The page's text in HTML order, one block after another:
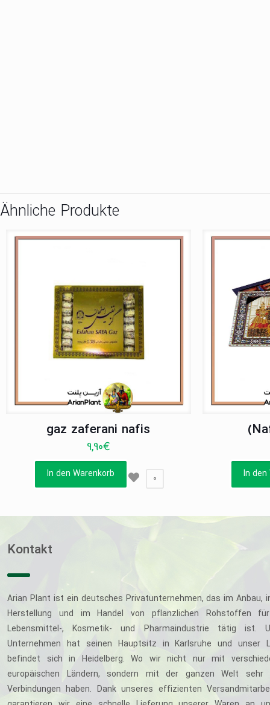
Ähnliche Produkte
gaz zaferani nafis
9,90€
In den Warenkorb 0 In den
Kontakt
Arian Plant ist ein deutsches Privatunternehmen, das im Anbau,
Herstellung und im Handel von pflanzlichen Rohstoffen
Lebensmittel-, Kosmetik- und Pharmaindustrie tätig ist.
Unternehmen hat seinen Hauptsitz in Karlsruhe und unser
befindet sich in Heidelberg. Wo wir nicht nur mit
europäischen Ländern, sondern mit der ganzen Welt sehr
Verbindungen haben. Dank unseres effizienten